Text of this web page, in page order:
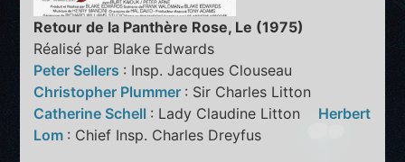
Retour de la Panthère Rose, Le (1975)
Réalisé par Blake Edwards
Peter Sellers : Insp. Jacques Clouseau
Christopher Plummer : Sir Charles Litton
Catherine Schell : Lady Claudine Litton Herbert
Lom : Chief Insp. Charles Dreyfus